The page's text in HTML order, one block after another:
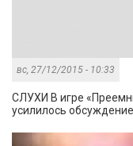
вс, 27/12/2015 - 10:33
СЛУХИ В игре
усилилось обсуждение